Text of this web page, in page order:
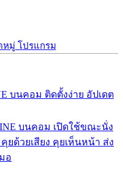
มู่ โปรแกรม
บนคอม ติดตั้งง่าย อัปเดต
บนคอม เปิดใช้ขณะนั่ง
ยด้วยเสียง คุยเห็นหน้า ส่ง
อ